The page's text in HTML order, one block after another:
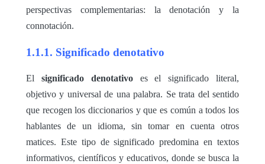
perspectivas complementarias: la denotación y la
connotación.
1.1.1. Significado denotativo
El significado denotativoes el significado literal,
objetivo y universal de una palabra. Se trata del sentido
que recogen los diccionarios y que es común a todos los
hablantes de un idioma, sin tomar en cuenta otros
matices. Este tipo de significado predomina en textos
informativos, científicos y educativos, donde se busca la